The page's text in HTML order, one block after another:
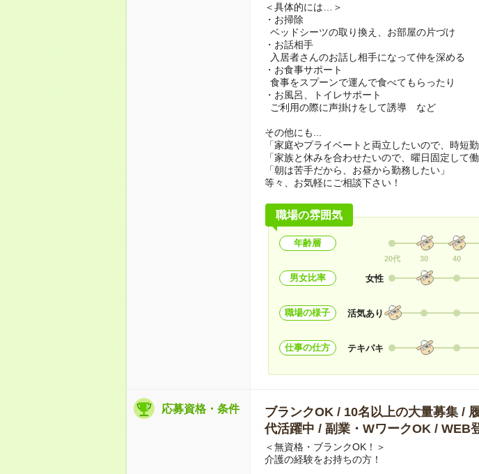
＜具体的には…＞
・お掃除
ベッドシーツの取り換え、お部屋の片づけ
・お話相手
入居者さんのお話し相手になって仲を深める
・お食事サポート
食事をスプーンで運んで食べてもらったり
・お風呂、トイレサポート
ご利用の際に声掛けをして誘導 など
その他にも...
「家庭やプライベートと両立したいので、時短勤
「家族と休みを合わせたいので、曜日固定して働
「朝は苦手だから、お昼から勤務したい」
等々、お気軽にご相談下さい！
職場の雰囲気
年齢層
20代 30 40
男女比率 女性
職場の様子 活気あり
仕事の仕方 テキパキ
応募資格・条件
ブランクOK / 10名以上の大量募集 /
代活躍中 / 副業・WワークOK / WEB
＜無資格・ブランクOK！＞
介護の経験をお持ちの方！